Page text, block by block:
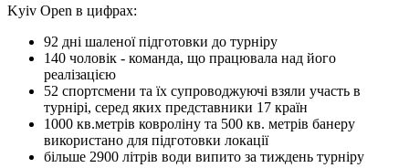
Kyiv Open в цифрах:
92 дні шаленої підготовки до турніру
140 чоловік - команда, що працювала над його
реалізацією
52 спортсмени та їх супроводжуючі взяли участь в
турнірі, серед яких представники 17 країн
1000 кв.метрів ковроліну та 500 кв. метрів банеру
використано для підготовки локації
більше 2900 літрів води випито за тиждень турніру